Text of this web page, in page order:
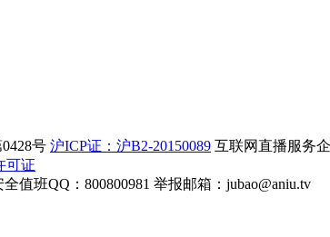
号 沪ICP证：沪B2-20150089 互联网直播服务
可证
全值班QQ：800800981 举报邮箱： jubao@aniu.tv